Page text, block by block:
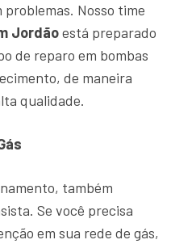
Nosso time
Jordãoestá preparado
de reparo em bombas
de maneira
qualidade.
também
Se você precisa
em sua rede de gás,